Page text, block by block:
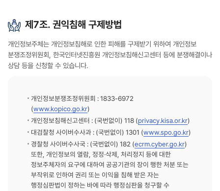
제7조. 권익침해 구제방법
개인정보주체는 개인정보침해로 인한 피해를 구제받기 위하여 개인정보
분쟁조정위원회, 한국인터넷진흥원 개인정보침해신고센터 등에 분쟁해결이나
상담 등을 신청할 수 있습니다.
개인정보분쟁조정위원회 : 1833-6972
(www.kopico.go.kr)
개인정보침해신고센터 : (국번없이) 118 (privacy.kisa.or.kr)
대검찰청 사이버수사과 : (국번없이) 1301 (www.spo.go.kr)
경찰청 사이버수사국 : (국번없이) 182 (ecrm.cyber.go.kr)
또한, 개인정보의 열람, 정정·삭제, 처리정지 등에 대한
정보주체자의 요구에 대하여 공공기관의 장이 행한 처분 또는
부작위로 인하여 권리 또는 이익을 침해 받은 자는
행정심판법이 정하는 바에 따라 행정심판을 청구할 수